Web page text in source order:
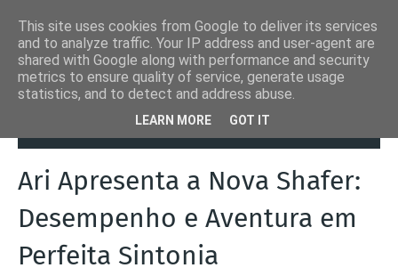
Ari Bikes
Ari Apresenta a Nova Shafer: Desempenho
Ari Apresenta a Nova Shafer:
Desempenho e Aventura em
Perfeita Sintonia
This site uses cookies from Google to deliver its services
and to analyze traffic. Your IP address and user-agent are
shared with Google along with performance and security
metrics to ensure quality of service, generate usage
statistics, and to detect and address abuse.
LEARN MORE GOT IT